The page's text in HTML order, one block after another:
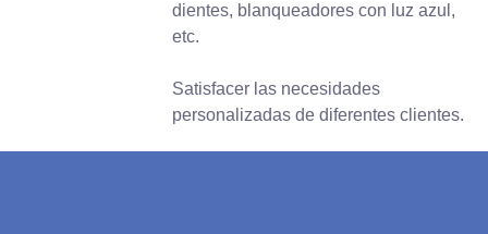
dientes, blanqueadores con luz azul,
etc.
Satisfacer las necesidades
personalizadas de diferentes clientes.